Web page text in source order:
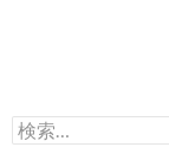
検
索